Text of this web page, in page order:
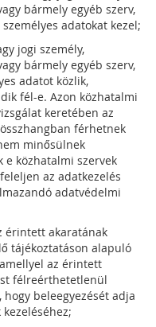
bármely egyéb szerv,
adatokat kezel;
jogi személy,
bármely egyéb szerv,
adatot közlik,
fél-e. Azon közhatalmi
keretében az
férhetnek
minősülnek
közhatalmi szervek
az adatkezelés
adatvédelmi
érintett akaratának
tájékoztatáson alapuló
az érintett
félreérthetetlenül
beleegyezését adja